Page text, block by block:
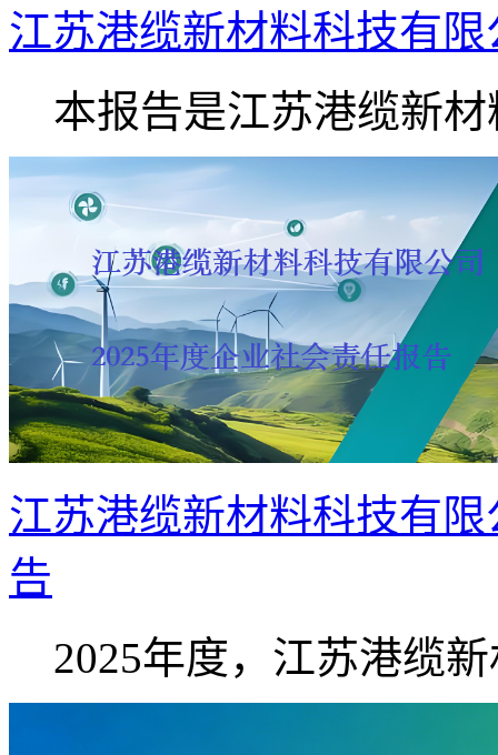
江苏港缆新材料科技有
本报告是江苏港缆新材
江苏港缆新材料科技有
告
2025年度，江苏港缆